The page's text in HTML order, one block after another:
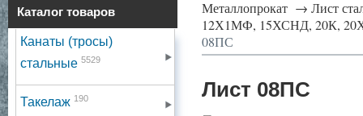
Каталог товаров
Канаты (тросы)
стальные 5529
Такелаж 190
Металлопрокат → Лист
12Х1МФ, 15ХСНД, 20К,
08ПС
Лист 08ПС